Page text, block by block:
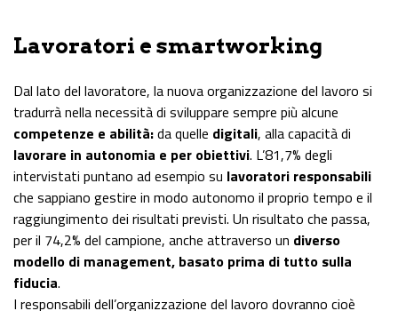
Lavoratori e smartworking
Dal lato del lavoratore, la nuova organizzazione del lavoro si
tradurrà nella necessità di sviluppare sempre più alcune
competenze e abilità:da quelle digitali, alla capacità di
lavorare in autonomia e per obiettivi. L’81,7% degli
intervistati puntano ad esempio su lavoratori responsabili
che sappiano gestire in modo autonomo il proprio tempo e il
raggiungimento dei risultati previsti. Un risultato che passa,
per il 74,2% del campione, anche attraverso un diverso
modello di management, basato prima di tutto sulla
fiducia.
I responsabili dell’organizzazione del lavoro dovranno cioè